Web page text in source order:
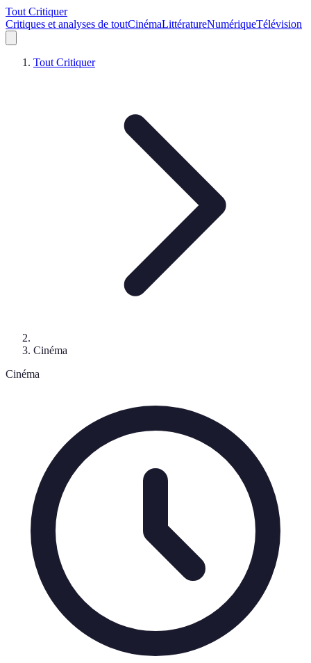
Tout Critiquer
Critiques et analyses de toutCinémaLittératureNumériqueTélévision
Tout Critiquer
Cinéma
Cinéma